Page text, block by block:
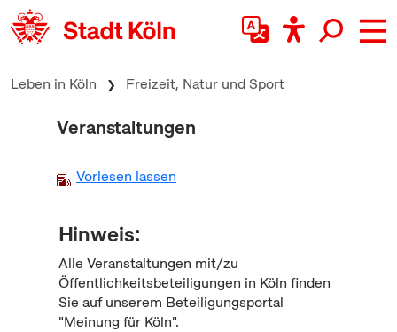
zum Inhalt springen
Leben in Köln Freizeit, Natur und Sport
Veranstaltungen
Vorlesen lassen
Hinweis:
Alle Veranstaltungen mit/zu
Öffentlichkeitsbeteiligungen in Köln finden
Sie auf unserem Beteiligungsportal
"Meinung für Köln".